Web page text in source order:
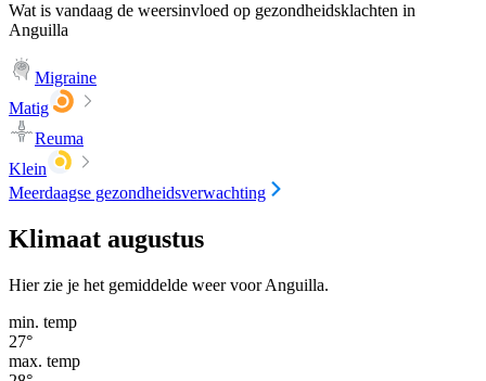
Wat is vandaag de weersinvloed op gezondheidsklachten in
Anguilla
Migraine
Matig
Reuma
Klein
Meerdaagse gezondheidsverwachting
Klimaat augustus
Hier zie je het gemiddelde weer voor Anguilla.
min. temp
27°
max. temp